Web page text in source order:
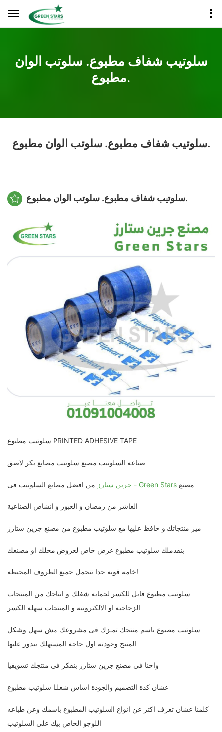
سلوتيب شفاف مطبوع. سلوتب الوان
مطبوع.
سلوتيب شفاف مطبوع. سلوتب الوان مطبوع.
سلوتيب شفاف مطبوع. سلوتب الوان مطبوع.
سلوتيب مطبوع PRINTED ADHESIVE TAPE
صناعه السلوتيب مصنع سلوتيب مصانع بكر لاصق
مصنع جرين ستارز - Green Stars من افضل مصانع السلوتيب في
العاشر من رمضان و العبور و انشاص الصناعية
ميز منتجاتك و حافظ عليها مع سلوتيب مطبوع من مصنع جرين ستارز
بنقدملك سلوتيب مطبوع عرض خاص لعروض محلك او مصنعك
خامه قويه جدا تتحمل جميع الظروف المحيطه!
سلوتيب مطبوع قابل للكسر لحمايه شغلك و انتاجك من المنتجات
الزجاجيه او الالكترونيه و المنتجات سهله الكسر
سلوتيب مطبوع باسم منتجك تميزك فى مشروعك مش سهل وشكل
المنتج وجودته اول حاجة المستهلك بيدور عليها
واحنا فى مصنع جرين ستارز بنفكر فى منتجك تسويقيا
عشان كدة التصميم والجودة اساس شغلنا سلوتيب مطبوع
كلمنا عشان تعرف اكتر عن انواع السلوتيب المطبوع باسمك وعن طباعه
اللوجو الخاص بيك علي السلوتيب